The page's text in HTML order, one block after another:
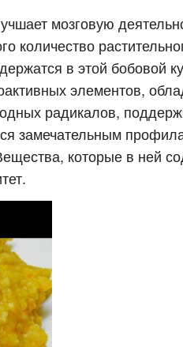
мозговую
количество
в этой бобовой
элементов,
радикалов,
замечательным
которые в ней